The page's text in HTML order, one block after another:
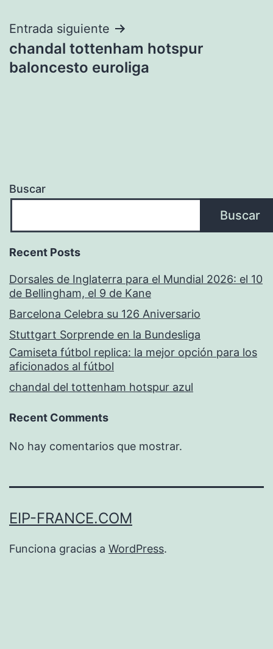
Entrada siguiente
chandal tottenham hotspur
baloncesto euroliga
Buscar
Buscar
Recent Posts
Dorsales de Inglaterra para el Mundial 2026: el 10
de Bellingham, el 9 de Kane
Barcelona Celebra su 126 Aniversario
Stuttgart Sorprende en la Bundesliga
Camiseta fútbol replica: la mejor opción para los
aficionados al fútbol
chandal del tottenham hotspur azul
Recent Comments
No hay comentarios que mostrar.
EIP-FRANCE.COM
Funciona gracias a WordPress.